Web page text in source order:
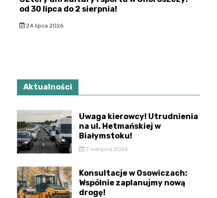
od 30 lipca do 2 sierpnia!
24 lipca 2026
Aktualności
Uwaga kierowcy! Utrudnienia
na ul. Hetmańskiej w
Białymstoku!
7 sierpnia 2026
Konsultacje w Osowiczach:
Wspólnie zaplanujmy nową
drogę!